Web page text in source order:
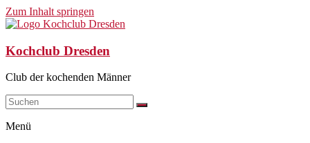
Zum Inhalt springen
Kochclub Dresden
Club der kochenden Männer
Menü